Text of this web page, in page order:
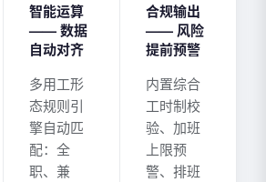
智能运算
—— 数据
自动对齐
多用工形
态规则引
擎自动匹
配：全
职、兼
合规输出
—— 风险
提前预警
内置综合
工时制校
验、加班
上限预
警、排班